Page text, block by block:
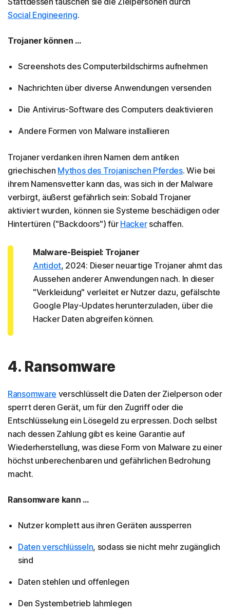
Social Engineering.
Trojaner können ...
Screenshots des Computerbildschirms aufnehmen
Nachrichten über diverse Anwendungen versenden
Die Antivirus-Software des Computers deaktivieren
Andere Formen von Malware installieren
Trojaner verdanken ihren Namen dem antiken
griechischen Mythos des Trojanischen Pferdes. Wie bei
ihrem Namensvetter kann das, was sich in der Malware
verbirgt, äußerst gefährlich sein: Sobald Trojaner
aktiviert wurden, können sie Systeme beschädigen oder
Hintertüren ("Backdoors") für Hackerschaffen.
Malware-Beispiel: Trojaner
Antidot, 2024: Dieser neuartige Trojaner ahmt das
Aussehen anderer Anwendungen nach. In dieser
"Verkleidung" verleitet er Nutzer dazu, gefälschte
Google Play-Updates herunterzuladen, über die
Hacker Daten abgreifen können.
4. Ransomware
Ransomware verschlüsselt die Daten der Zielperson oder
sperrt deren Gerät, um für den Zugriff oder die
Entschlüsselung ein Lösegeld zu erpressen. Doch selbst
nach dessen Zahlung gibt es keine Garantie auf
Wiederherstellung, was diese Form von Malware zu einer
höchst unberechenbaren und gefährlichen Bedrohung
macht.
Ransomware kann ...
Nutzer komplett aus ihren Geräten aussperren
Daten verschlüsseln, sodass sie nicht mehr zugänglich
sind
Daten stehlen und offenlegen
Den Systembetrieb lahmlegen